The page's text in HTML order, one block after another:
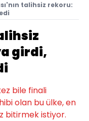
talihsiz rekoru:
girdi,
bile finali
olan bu ülke, en
bitirmek istiyor.